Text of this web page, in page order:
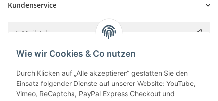
Kundenservice
Bitte senden Sie mir entsprechend IhrerDatenschutzerklärung
Wie wir Cookies & Co nutzen
Durch Klicken auf „Alle akzeptieren“ gestatten Sie den
Einsatz folgender Dienste auf unserer Website: YouTube,
Vimeo, ReCaptcha, PayPal Express Checkout und